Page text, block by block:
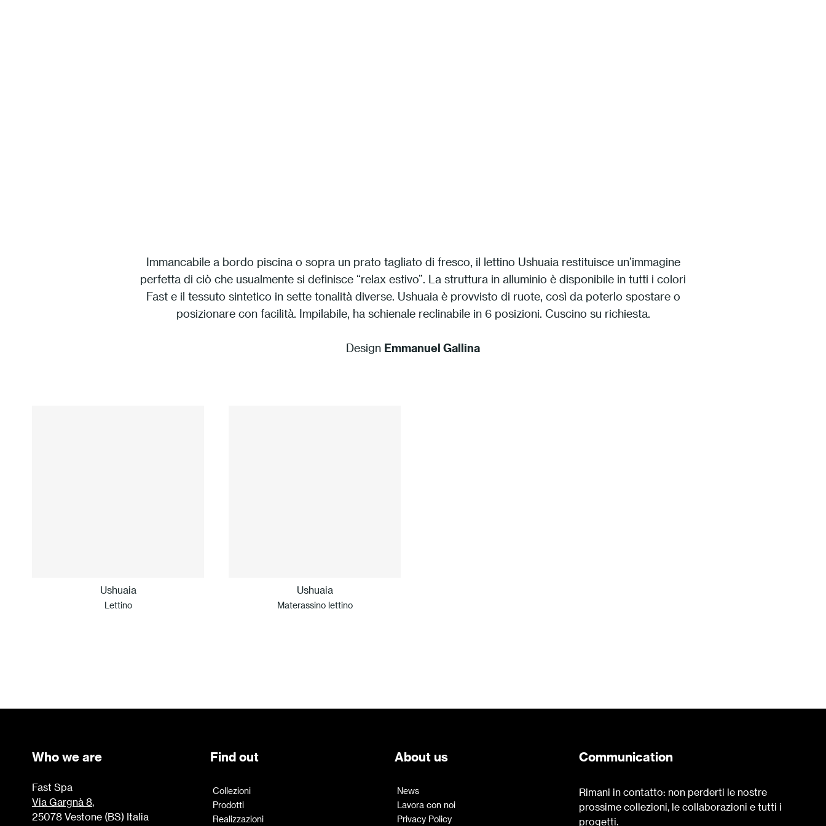
Immancabile a bordo piscina o sopra un prato tagliato di fresco, il lettino Ushuaia restituisce un’immagine
perfetta di ciò che usualmente si definisce “relax estivo”. La struttura in alluminio è disponibile in tutti i colori
Fast e il tessuto sintetico in sette tonalità diverse. Ushuaia è provvisto di ruote, così da poterlo spostare o
posizionare con facilità. Impilabile, ha schienale reclinabile in 6 posizioni. Cuscino su richiesta.
Design Emmanuel Gallina
Ushuaia
Lettino
Ushuaia
Materassino lettino
Who we are
Fast Spa
Via Gargnà 8,
25078 Vestone (BS) Italia
Find out
Collezioni
Prodotti
Realizzazioni
About us
News
Lavora con noi
Privacy Policy
Communication
Rimani in contatto: non perderti le nostre
prossime collezioni, le collaborazioni e tutti i
progetti.